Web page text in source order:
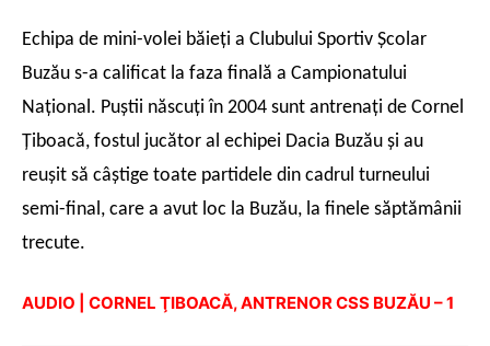
Echipa de mini-volei băieţi a Clubului Sportiv Şcolar
Buzău s-a calificat la faza finală a Campionatului
Naţional. Puştii născuţi în 2004 sunt antrenaţi de Cornel
Ţiboacă, fostul jucător al echipei Dacia Buzău şi au
reuşit să câştige toate partidele din cadrul turneului
semi-final, care a avut loc la Buzău, la finele săptămânii
trecute.
AUDIO | CORNEL ŢIBOACĂ, ANTRENOR CSS BUZĂU – 1